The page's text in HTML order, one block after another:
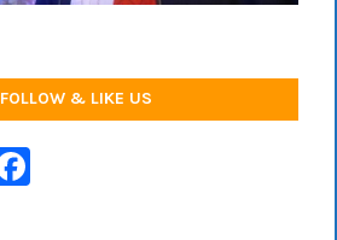
FOLLOW & LIKE US
F